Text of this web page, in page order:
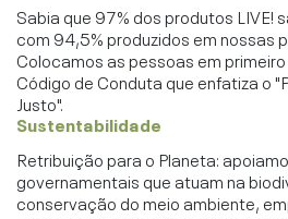
Sabia que 97% dos produtos LIVE!
com 94,5% produzidos em nossas
Colocamos as pessoas em
Código de Conduta que enfatiza o
Justo".
Sustentabilidade
Retribuição para o Planeta:
governamentais que atuam na
conservação do meio ambiente,